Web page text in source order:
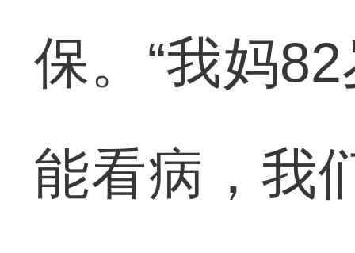
保。“我妈
能看病，我